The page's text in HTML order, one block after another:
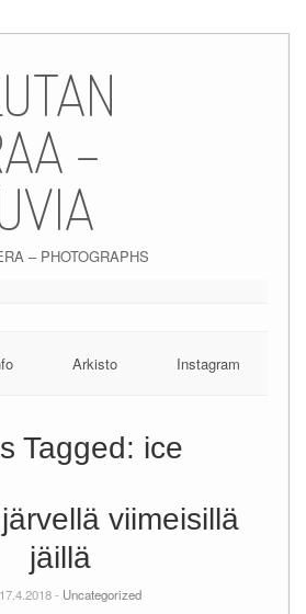
–
– PHOTOGRAPHS
Arkisto Instagram
Tagged: ice
viimeisillä
jäillä
- Uncategorized